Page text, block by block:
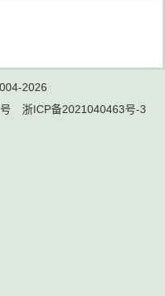
2026
浙ICP备2021040463号-3